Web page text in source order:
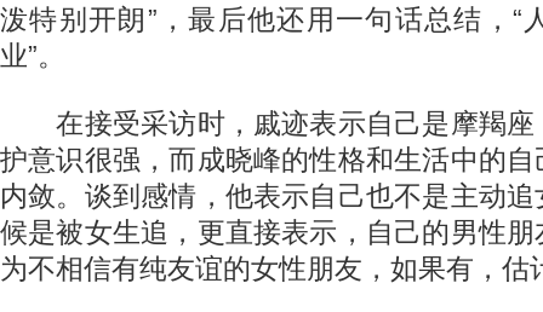
泼特别开朗”，最后他还用一句话总结，“
业”。
在接受采访时，戚迹表示自己是摩羯座
护意识很强，而成晓峰的性格和生活中的
内敛。谈到感情，他表示自己也不是主动
候是被女生追，更直接表示，自己的男性
为不相信有纯友谊的女性朋友，如果有，估